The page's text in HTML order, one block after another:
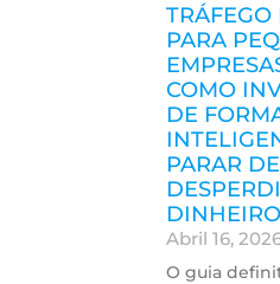
TRÁFEGO
PARA
COMO
DE
PARAR DE
DINHEIRO
Abril 16,
O guia